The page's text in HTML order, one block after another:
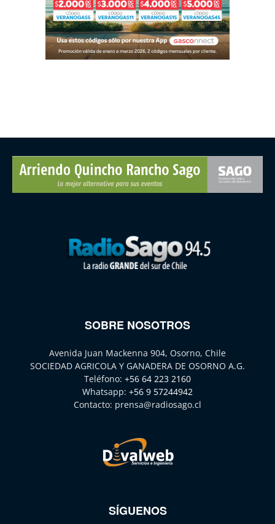
SOBRE NOSOTROS
Avenida Juan Mackenna 904, Osorno, Chile
SOCIEDAD AGRICOLA Y GANADERA DE OSORNO A.G.
Teléfono: +56 64 223 2160
Whatsapp: +56 9 57244942
Contacto: prensa@radiosago.cl
SÍGUENOS